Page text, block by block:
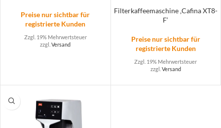
Preise nur sichtbar für
registrierte Kunden
Zzgl. 19% Mehrwertsteuer
zzgl.Versand
Filterkaffeemaschine ‚Cafina XT8-
F‘
Preise nur sichtbar für
registrierte Kunden
Zzgl. 19% Mehrwertsteuer
zzgl. Versand